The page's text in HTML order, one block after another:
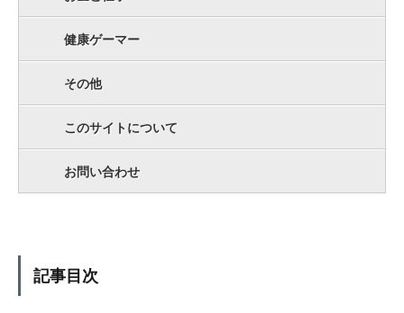
健康ゲーマー
その他
このサイトについて
お問い合わせ
記事目次